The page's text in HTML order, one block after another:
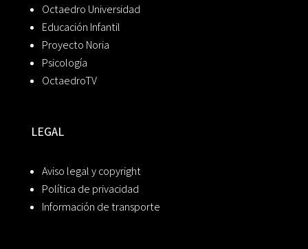
Octaedro Universidad
Educación Infantil
Proyecto Noria
Psicología
OctaedroTV
LEGAL
Aviso legal y copyright
Política de privacidad
Información de transporte